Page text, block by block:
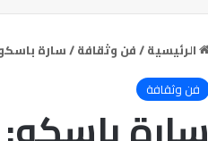
الرئيسية/فن وثقافة/سارة
فن وثقافة